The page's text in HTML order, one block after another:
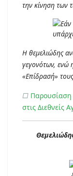
την κίνηση των
Η θεμελιώδης
γεγονότων, ενώ
«Επίδρασή»
□ Παρουσίαση
στις Διεθνείς